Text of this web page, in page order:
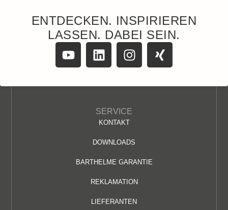
ENTDECKEN. INSPIRIEREN
LASSEN. DABEI SEIN.
SERVICE
KONTAKT
DOWNLOADS
BARTHELME GARANTIE
REKLAMATION
LIEFERANTEN